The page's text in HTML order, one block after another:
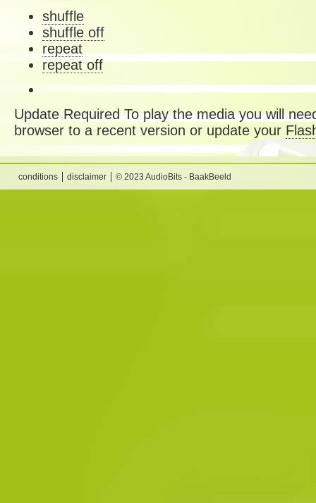
shuffle
shuffle off
repeat
repeat off
Update RequiredTo play the media you will
browser to a recent version or update your
conditions disclaimer © 2023 AudioBits - BaakBeeld